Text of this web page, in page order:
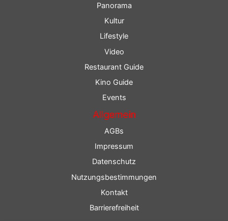
Panorama
Kultur
Lifestyle
Video
Restaurant Guide
Kino Guide
Events
Allgemein
AGBs
Impressum
Datenschutz
Nutzungsbestimmungen
Kontakt
Barrierefreiheit